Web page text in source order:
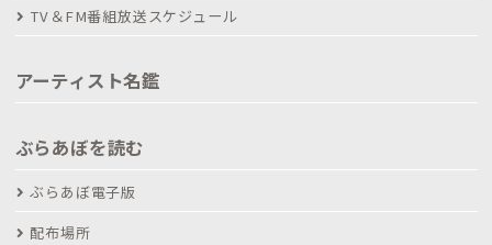
TV＆FM番組放送スケジュール
アーティスト名鑑
ぶらあぼを読む
ぶらあぼ電子版
配布場所